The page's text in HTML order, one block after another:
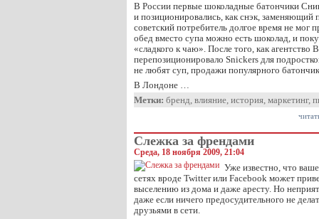
В России первые шоколадные батончики
и позиционировались, как снэк,
советский потребитель долгое время не мог
обед вместо супа можно есть шоколад, и
«сладкого к чаю». После того, как агентство
перепозиционировало Snickers для
не любят суп, продажи популярного
В Лондоне …
Метки: бренд, влияние, история, маркетинг,
Слежка за френдами
Среда, 18 ноября 2009, 21:04
Уже известно, что
сетях вроде Twitter или Facebook может
выселению из дома и даже аресту. Но
даже если ничего предосудительного не
друзьями в сети.